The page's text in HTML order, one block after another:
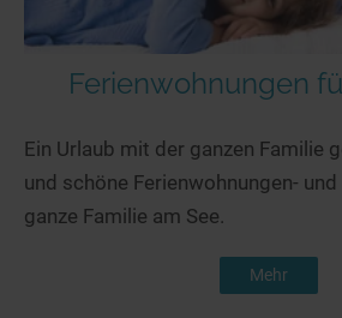
Ferienwohnungen
Ein Urlaub mit der ganzen Familie
und schöne Ferienwohnungen-
ganze Familie am See.
Mehr